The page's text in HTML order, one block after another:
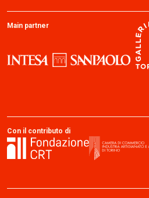
Main partner
Con il contributo di